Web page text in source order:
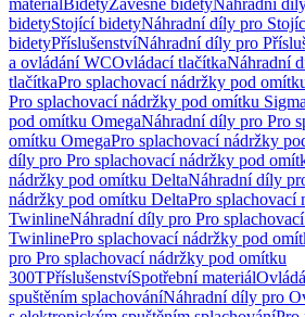
materiálBidetyZávěsné bidetyNáhradní
bidetyStojící bidetyNáhradní díly pro
bidetyPříslušenstvíNáhradní díly pro
a ovládání WCOvládací tlačítkaNáhradní
tlačítkaPro splachovací nádržky pod
Pro splachovací nádržky pod omítku Sigma
pod omítku OmegaNáhradní díly pro Pro
omítku OmegaPro splachovací nádržky
díly pro Pro splachovací nádržky pod
nádržky pod omítku DeltaNáhradní díly
nádržky pod omítku DeltaPro splachovací
TwinlineNáhradní díly pro Pro
TwinlinePro splachovací nádržky pod
pro Pro splachovací nádržky pod omítku
300TPříslušenstvíSpotřební materiál
spuštěním splachováníNáhradní díly pro